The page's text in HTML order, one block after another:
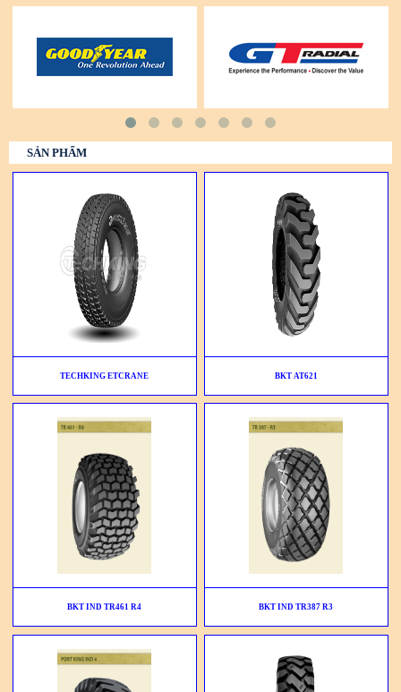
SẢN PHẨM
TECHKING ETCRANE BKT AT621
BKT IND TR461 R4 BKT IND TR387 R3